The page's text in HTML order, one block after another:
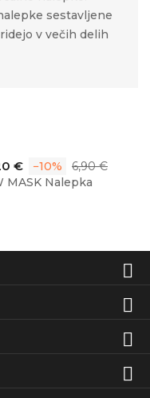
sestavljene
v večih delih
€ −10%
Običajna
cena
6,90 €
MASK Nalepka



